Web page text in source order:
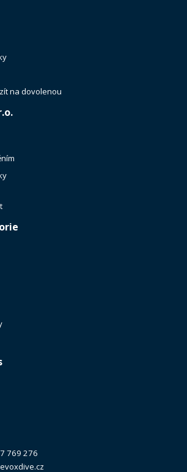
na dovolenou
769 276